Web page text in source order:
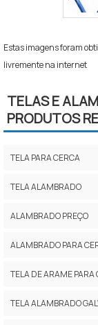
Estas imagens foram
livremente na internet
TELAS E
PRODUTOS
TELA PARA CERCA
TELA ALAMBRADO
ALAMBRADO PREÇO
ALAMBRADO PARA
TELA DE ARAME PARA
TELA ALAMBRADO